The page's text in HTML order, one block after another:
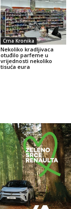
Crna Kronika
Nekoliko kradljivaca
otuđilo parfeme u
vrijednosti nekoliko
tisuća eura